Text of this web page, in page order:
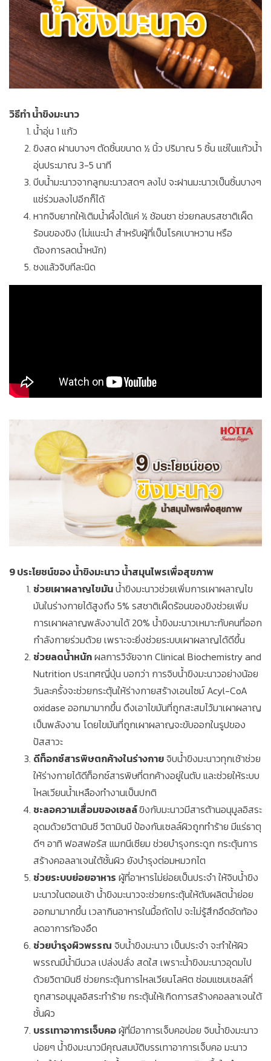
วิธีทำ น้ำขิงมะนาว
น้ำอุ่น 1 แก้ว
ขิงสด ฝานบางๆ ตัดชิ้นขนาด ½ นิ้ว ปริมาณ 5 ชิ้น แช่ในแก้วน้ำ
อุ่นประมาณ 3-5 นาที
บีบน้ำมะนาวจากลูกมะนาวสดๆ ลงไป จะฝานมะนาวเป็นชิ้นบางๆ
แช่ร่วมลงไปอีกก็ได้
หากจิบยากให้เติมน้ำผึ้งได้แค่ ½ ช้อนชา ช่วยกลบรสชาติเผ็ด
ร้อนของขิง (ไม่แนะนำ สำหรับผู้ที่เป็นโรคเบาหวาน หรือ
ต้องการลดน้ำหนัก)
ชงแล้วจิบทีละนิด
9 ประโยชน์ของ น้ำขิงมะนาว น้ำสมุนไพรเพื่อสุขภาพ
ช่วยเผาผลาญไขมันน้ำขิงมะนาวช่วยเพิ่มการเผาผลาญไข
มันในร่างกายได้สูงถึง 5% รสชาติเผ็ดร้อนของขิงช่วยเพิ่ม
การเผาผลาญพลังงานได้ 20% น้ำขิงมะนาวเหมาะกับคนที่ออก
กำลังกายร่วมด้วย เพราะจะยิ่งช่วยระบบเผาผลาญได้ดีขึ้น
ช่วยลดน้ำหนักผลการวิจัยจาก Clinical Biochemistry and
Nutrition ประเทศญี่ปุ่น บอกว่า การจิบน้ำขิงมะนาวอย่างน้อย
วันละครั้งจะช่วยกระตุ้นให้ร่างกายสร้างเอนไซม์ Acyl-CoA
oxidase ออกมามากขึ้น ดึงเอาไขมันที่ถูกสะสมไว้มาเผาผลาญ
เป็นพลังงาน โดยไขมันที่ถูกเผาผลาญจะขับออกในรูปของ
ปัสสาวะ
ดีท็อกซ์สารพิษตกค้างในร่างกายจิบน้ำขิงมะนาวทุกเช้าช่วย
ให้ร่างกายได้ดีท็อกซ์สารพิษที่ตกค้างอยู่ในตับ และช่วยให้ระบบ
ไหลเวียนน้ำเหลืองทำงานเป็นปกติ
ชะลอความเสื่อมของเซลล์ขิงกับมะนาวมีสารต้านอนุมูลอิสระ
อุดมด้วยวิตามินซี วิตามินบี ป้องกันเซลล์ผิวถูกทำร้าย มีแร่ธาตุ
ดีๆ อาทิ ฟอสฟอรัส แมกนีเซียม ช่วยบำรุงกระดูก กระตุ้นการ
สร้างคอลลาเจนใต้ชั้นผิว ยังบำรุงต่อมหมวกไต
ช่วยระบบย่อยอาหาร ผู้ที่อาหารไม่ย่อยเป็นประจำ ให้จิบน้ำขิง
มะนาวในตอนเช้า น้ำขิงมะนาวจะช่วยกระตุ้นให้ตับผลิตน้ำย่อย
ออกมามากขึ้น เวลากินอาหารในมื้อถัดไป จะไม่รู้สึกอึดอัดท้อง
ลดอาการท้องอืด
ช่วยบำรุงผิวพรรณ จิบน้ำขิงมะนาว เป็นประจำ จะทำให้ผิว
พรรณมีน้ำมีนวล เปล่งปลั่ง สดใส เพราะน้ำขิงมะนาวอุดมไป
ด้วยวิตามินซี ช่วยกระตุ้นการไหลเวียนโลหิต ซ่อมแซมเซลล์ที่
ถูกสารอนุมูลอิสระทำร้าย กระตุ้นให้เกิดการสร้างคอลลาเจนใต้
ชั้นผิว
บรรเทาอาการเจ็บคอผู้ที่มีอาการเจ็บคอบ่อย จิบน้ำขิงมะนาว
บ่อยๆ น้ำขิงมะนาวมีคุณสมบัติบรรเทาอาการเจ็บคอ มะนาว